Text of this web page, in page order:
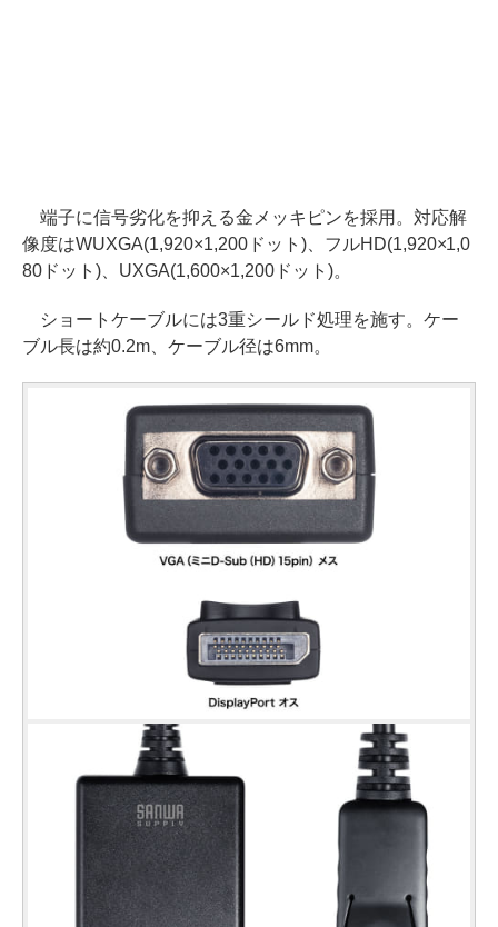
端子に信号劣化を抑える金メッキピンを採用。対応解
像度はWUXGA(1,920×1,200ドット)、フルHD(1,920×1,0
80ドット)、UXGA(1,600×1,200ドット)。
ショートケーブルには3重シールド処理を施す。ケー
ブル長は約0.2m、ケーブル径は6mm。